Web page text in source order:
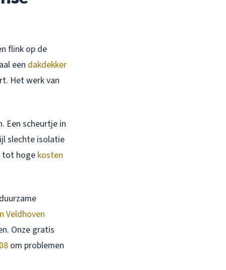
flink op de
een dakdekker
Het werk van
Een scheurtje in
slechte isolatie
tot hoge kosten
Veldhoven
Onze gratis
om problemen